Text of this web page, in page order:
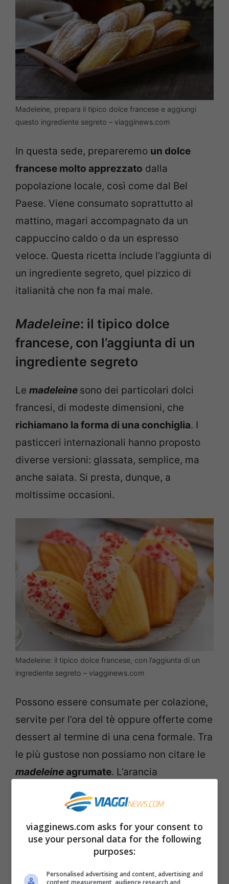
Madeleine, prepara il tipico dolce francese e aggiungi
questo ingrediente segreto – viagginews.com
In questa sede, prepareremo un dolce
francese molto apprezzato dalla
popolazione locale, così come dal Bel
Paese. Viene consumato soprattutto al
mattino, magari accompagnato da un
cappuccino caldo o da un espresso
veloce. Questa ricetta include l’aggiunta di
un ingrediente segreto, quel pizzico di
italianità che non fa mai male.
Madeleine: il tipico dolce
francese, con l’aggiunta di un
ingrediente segreto
Le madeleine sono dei particolari dolci
francesi, di modeste dimensioni, che
richiamano la forma di una conchiglia. I
pasticceri internazionali hanno proposto
diverse versioni: glassata, semplice, ma
anche salata. Si presta, dunque, a
moltissime occasioni.
Madeleine: il tipico dolce francese, con l’aggiunta di un
ingrediente segreto – viagginews.com
Possono essere consumate per colazione,
servite per l’ora del tè oppure offerte come
dessert al termine di una cena formale. Tra
le più gustose non possiamo non citare le
madeleineagrumate. L’arancia
rappresenta l’ingrediente segreto per
eccellenza.
Ingredienti
viagginews.com asks for your consent to
use your personal data for the following
purposes:
Personalised advertising and content, advertising and
content measurement, audience research and